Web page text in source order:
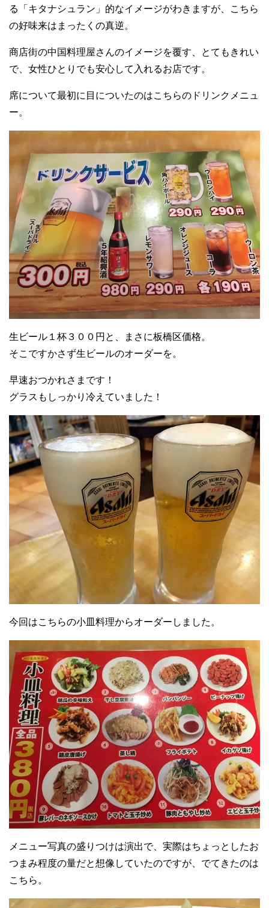
る「キタナシュラン」的なイメージがわきますが、こちら
の好味来はまったくの真逆。
商店街の中国料理屋さんのイメージを覆す、とてもきれい
で、女性ひとりでも安心して入れるお店です。
席について最初に目についたのはこちらのドリンクメニュ
ー。
生ビール１杯３００円と、まさに板橋区価格。
そこですかさず生ビールのオーダーを。
早速おつかれさまです！
グラスもしっかり冷えていました！
今回はこちらの小皿料理からオーダーしました。
メニュー写真の盛りつけは演出で、実際はちょっとしたお
つまみ程度の量だと想像していたのですが、でてきたのは
こちら。